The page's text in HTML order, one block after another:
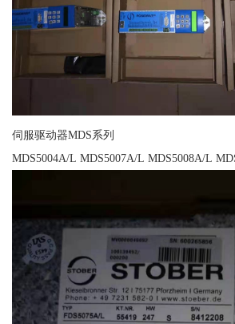
伺服驱动器MDS系列
MDS5004A/L MDS5007A/L MDS5008A/L